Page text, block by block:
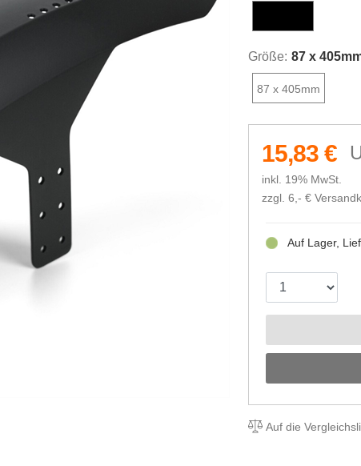
Größe: 87 x
87 x 405mm
15,83 €
inkl. 19% MwSt.
zzgl. 6,- €
Auf Lager,
Auf die